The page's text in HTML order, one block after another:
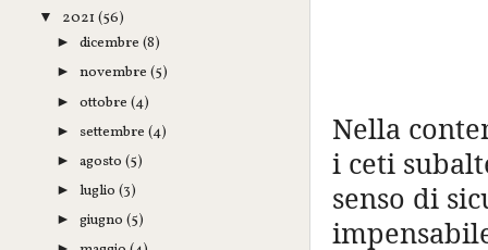
Nella
i ceti
senso di
▼ 2021 (56)
►dicembre(8)
►novembre(5)
►ottobre(4)
► settembre(4)
►agosto(5)
►luglio(3)
►giugno(5)